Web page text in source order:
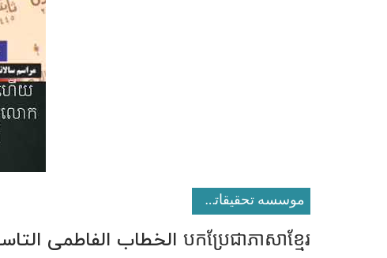
موسسه تحقيقاتى و انتشاراتى نور
បកប្រែជាភាសាខ្មែរ الخطاب الفاطمی التاسع عشر